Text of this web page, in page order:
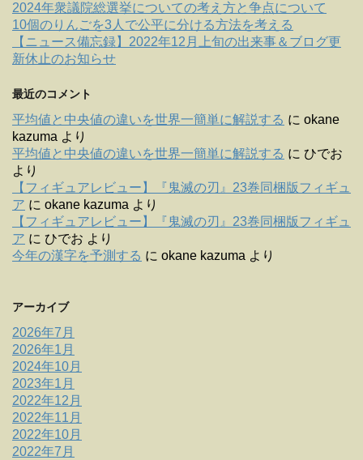
2024年衆議院総選挙についての考え方と争点について
10個のりんごを3人で公平に分ける方法を考える
【ニュース備忘録】2022年12月上旬の出来事＆ブログ更
新休止のお知らせ
最近のコメント
平均値と中央値の違いを世界一簡単に解説する に okane
kazuma より
平均値と中央値の違いを世界一簡単に解説する に ひでお
より
【フィギュアレビュー】『鬼滅の刃』23巻同梱版フィギュ
ア に okane kazuma より
【フィギュアレビュー】『鬼滅の刃』23巻同梱版フィギュ
ア に ひでお より
今年の漢字を予測する に okane kazuma より
アーカイブ
2026年7月
2026年1月
2024年10月
2023年1月
2022年12月
2022年11月
2022年10月
2022年7月